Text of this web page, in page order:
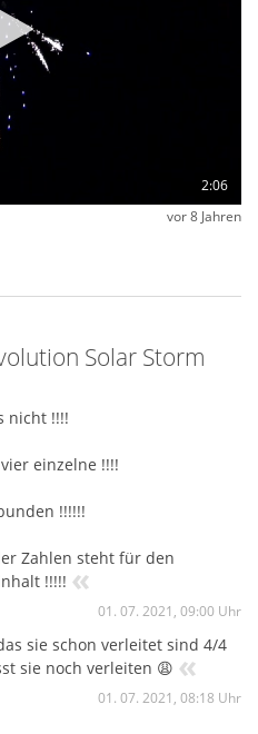
2:06
vor 8 Jahren
Solar Storm
nicht !!!!
einzelne !!!!
!!!!!!
Zahlen steht für den
!!!!! «
01. 07. 2021, 09:00 Uhr
sie schon verleitet sind 4/4
sie noch verleiten 😩 «
01. 07. 2021, 08:18 Uhr